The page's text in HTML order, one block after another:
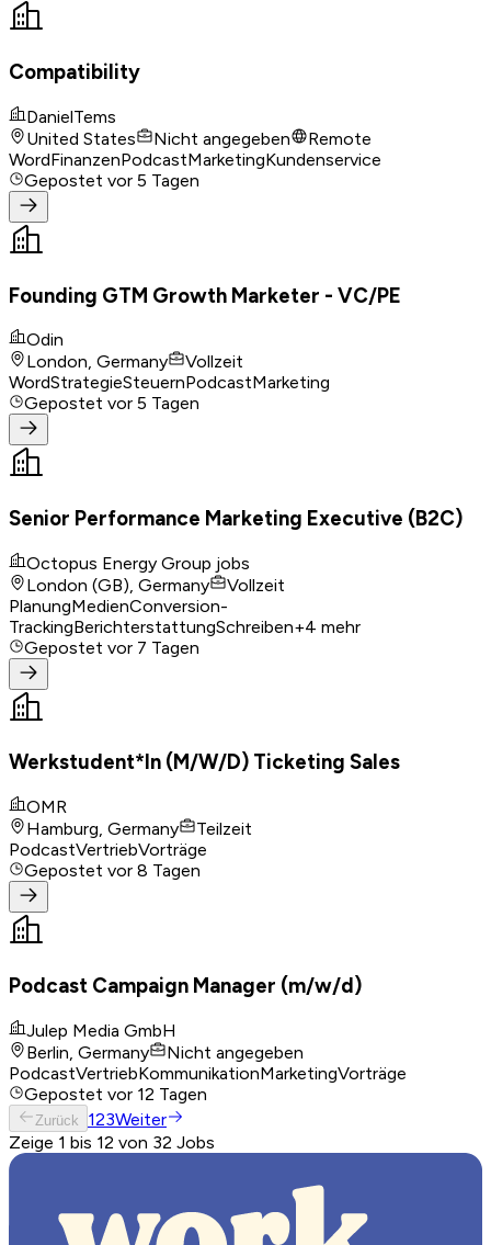
Compatibility
DanielTems
United States
Nicht angegeben
Remote
WordFinanzenPodcastMarketingKundenservice
Gepostet vor 5 Tagen
Founding GTM Growth Marketer - VC/PE
Odin
London, Germany
Vollzeit
WordStrategieSteuernPodcastMarketing
Gepostet vor 5 Tagen
Senior Performance Marketing Executive (B2C)
Octopus Energy Group jobs
London (GB), Germany
Vollzeit
PlanungMedienConversion-
TrackingBerichterstattungSchreiben+4 mehr
Gepostet vor 7 Tagen
Werkstudent*In (M/W/D) Ticketing Sales
OMR
Hamburg, Germany
Teilzeit
PodcastVertriebVorträge
Gepostet vor 8 Tagen
Podcast Campaign Manager (m/w/d)
Julep Media GmbH
Berlin, Germany
Nicht angegeben
PodcastVertriebKommunikationMarketingVorträge
Gepostet vor 12 Tagen
Zurück 123Weiter
Zeige 1 bis 12 von 32 Jobs